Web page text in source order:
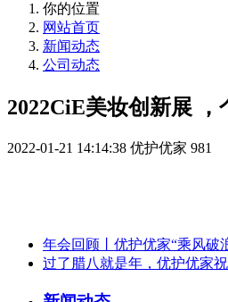
你的位置
网站首页
新闻动态
公司动态
2022CiE美妆创新展
2022-01-21 14:14:38 优护优家 981
年会回顾丨优护优家“乘风破
过了腊八就是年，优护优家祝